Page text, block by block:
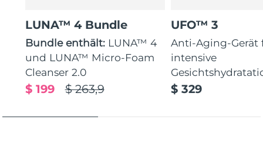
LUNA™ 4 Bundle
Bundle enthält: LUNA™ 4
und LUNA™ Micro-Foam
Cleanser 2.0
$ 263,9
$ 199
UFO™ 3
Anti-Aging-Gerät
intensive
$ 329